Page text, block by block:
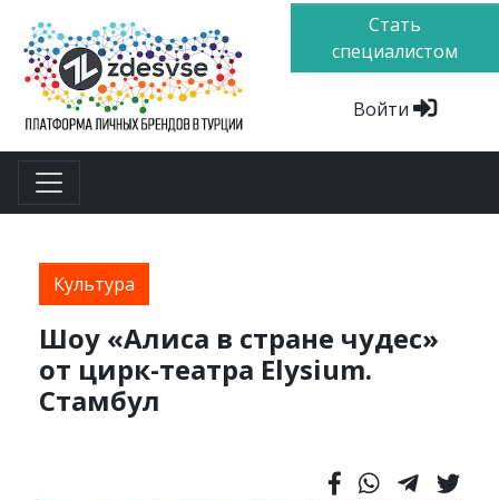
Стать
специалистом
Войти
Культура
Шоу «Алиса в стране чудес»
от цирк-театра Elysium.
Стамбул